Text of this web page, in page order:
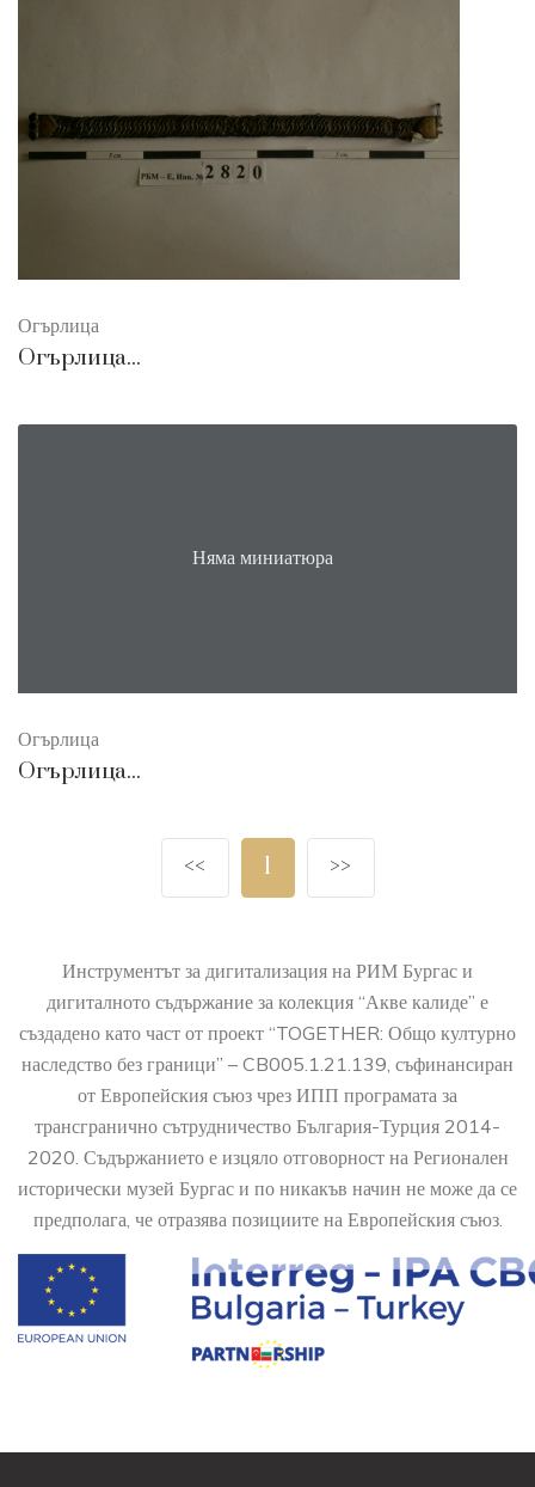
Огърлица
Огърлица...
Няма миниатюра
Огърлица
Огърлица...
<< 1 >>
Инструментът за дигитализация на РИМ Бургас и
дигиталното съдържание за колекция “Акве калиде” е
създадено като част от проект “TOGETHER: Общо културно
наследство без граници” – CB005.1.21.139, съфинансиран
от Европейския съюз чрез ИПП програмата за
трансгранично сътрудничество България-Турция 2014-
2020. Съдържанието е изцяло отговорност на Регионален
исторически музей Бургас и по никакъв начин не може да се
предполага, че отразява позициите на Европейския съюз.